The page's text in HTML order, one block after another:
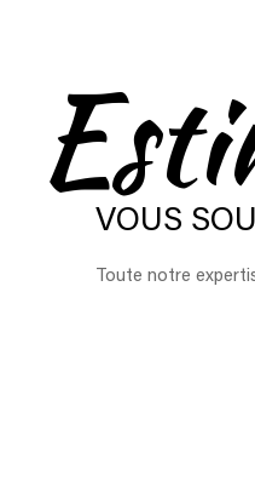
VOUS
Toute notre